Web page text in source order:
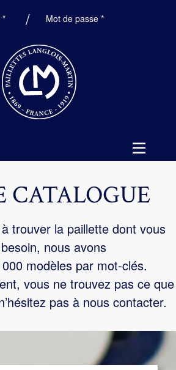
*ObligatoireMot de passe*Obligatoire
CATALOGUE
trouver la paillette dont vous
nous avons
modèles par mot-clés.
vous ne trouvez pas ce que
pas à nous contacter.